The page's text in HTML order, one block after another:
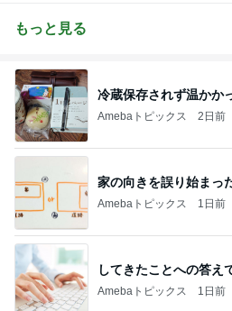
もっと見る
冷蔵保存されず温かか
Amebaトピックス 2日前
家の向きを誤り始まっ
Amebaトピックス 1日前
してきたことへの答え
Amebaトピックス 1日前